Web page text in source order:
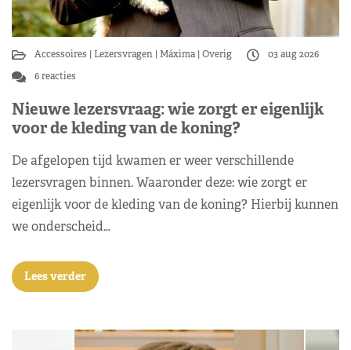
Accessoires Lezersvragen Máxima Overig
03 aug 2026
6 reacties
Nieuwe lezersvraag: wie zorgt er eigenlijk
voor de kleding van de koning?
De afgelopen tijd kwamen er weer verschillende
lezersvragen binnen. Waaronder deze: wie zorgt er
eigenlijk voor de kleding van de koning? Hierbij kunnen
we onderscheid…
Lees verder